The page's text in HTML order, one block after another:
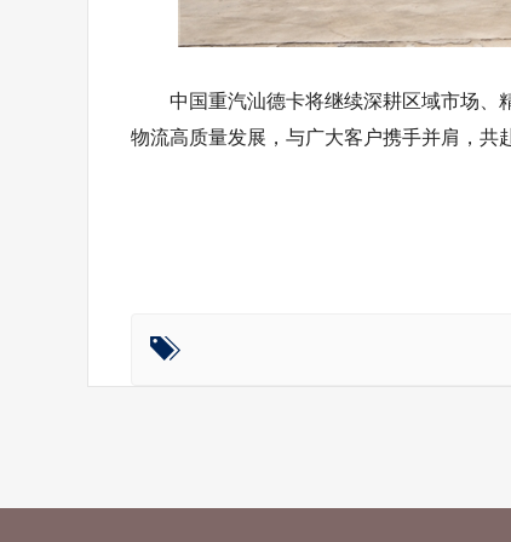
中国重汽汕德卡将继续深耕区域市场、
物流高质量发展，与广大客户携手并肩，共